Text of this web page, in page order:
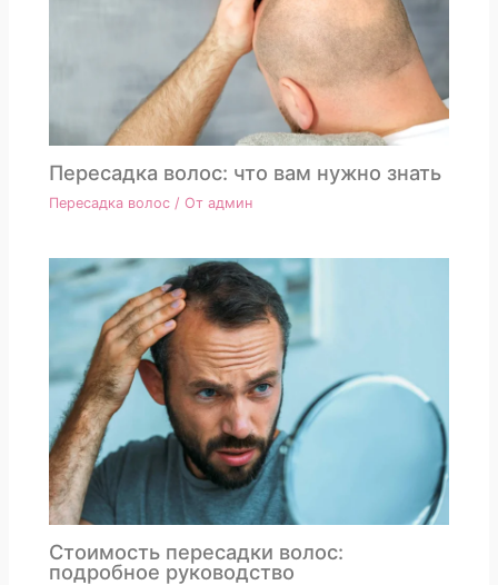
Пересадка волос: что вам нужно знать
Пересадка волос / Отадмин
Стоимость пересадки волос:
подробное руководство